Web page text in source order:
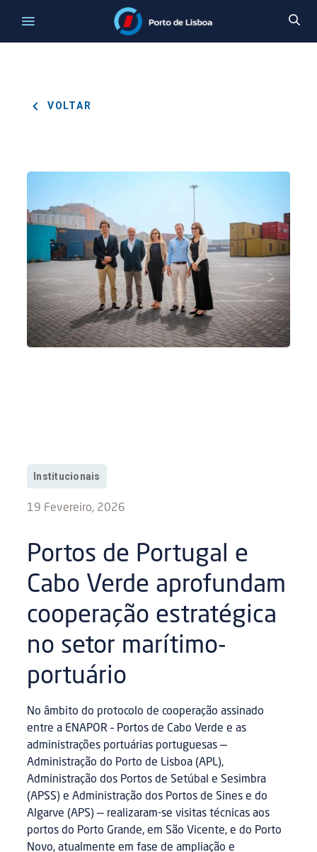
VOLTAR
Institucionais
19 Fevereiro, 2026
Portos de Portugal e
Cabo Verde aprofundam
cooperação estratégica
no setor marítimo-
portuário
No âmbito do protocolo de cooperação assinado
entre a ENAPOR – Portos de Cabo Verde e as
administrações portuárias portuguesas —
Administração do Porto de Lisboa (APL),
Administração dos Portos de Setúbal e Sesimbra
(APSS) e Administração dos Portos de Sines e do
Algarve (APS) — realizaram-se visitas técnicas aos
portos do Porto Grande, em São Vicente, e do Porto
Novo, atualmente em fase de ampliação e